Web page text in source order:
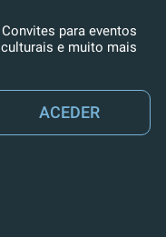
Convites para eventos
culturais e muito mais
ACEDER